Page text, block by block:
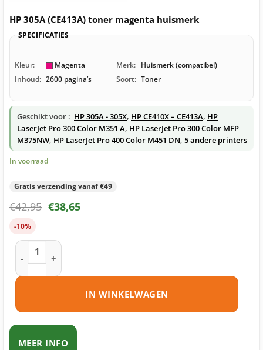
HP 305A (CE413A) toner magenta huismerk
SPECIFICATIES
Kleur: Magenta Merk: Huismerk (compatibel)
Inhoud: 2600 pagina’s Soort: Toner
Geschikt voor : HP 305A - 305X, HP CE410X – CE413A, HP
LaserJet Pro 300 Color M351 A, HP LaserJet Pro 300 Color MFP
M375NW, HP LaserJet Pro 400 Color M451 DN, 5 andere printers
In voorraad
Gratis verzending vanaf €49
€42,95 €38,65
-10%
HP 305A (CE413A) toner magenta huismerk aantal
IN WINKELWAGEN
MEER INFO